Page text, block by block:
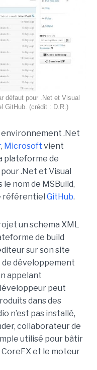
défaut pour .Net et Visual
GitHub. (crédit : D.R.)
environnement .Net
, Microsoft vient
plateforme de
.Net et Visual
nom de MSBuild,
référentiel GitHub.
un schema XML
de build
sur son site
de développement
appelant
peut
dans des
n’est pas installé,
collaborateur de
utilisé pour bâtir
et le moteur